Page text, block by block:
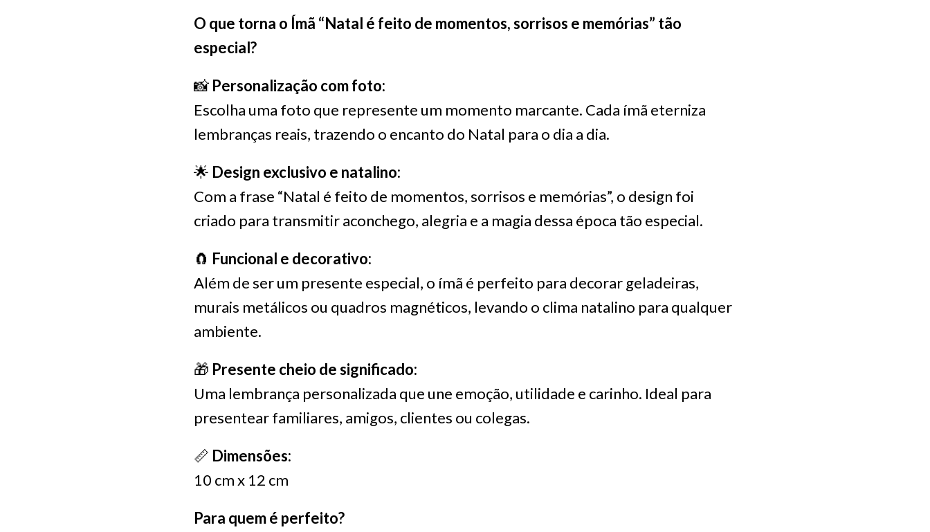
O que torna o Ímã “Natal é feito de momentos, sorrisos e memórias” tão
especial?
📸 Personalização com foto:
Escolha uma foto que represente um momento marcante. Cada ímã eterniza
lembranças reais, trazendo o encanto do Natal para o dia a dia.
🌟 Design exclusivo e natalino:
Com a frase “Natal é feito de momentos, sorrisos e memórias”, o design foi
criado para transmitir aconchego, alegria e a magia dessa época tão especial.
🧲 Funcional e decorativo:
Além de ser um presente especial, o ímã é perfeito para decorar geladeiras,
murais metálicos ou quadros magnéticos, levando o clima natalino para qualquer
ambiente.
🎁 Presente cheio de significado:
Uma lembrança personalizada que une emoção, utilidade e carinho. Ideal para
presentear familiares, amigos, clientes ou colegas.
📏 Dimensões:
10 cm x 12 cm
Para quem é perfeito?